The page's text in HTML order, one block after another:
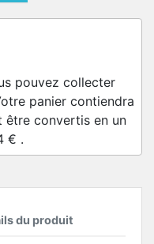
pouvez collecter
panier contiendra
être convertis en un
€ .
du produit